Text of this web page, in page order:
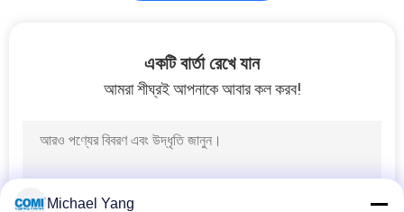
লিনিয়ার LED ওয়াল ওয়াশার
লাইট
একটি বার্তা রেখে যান
আমরা শীঘ্রই আপনাকে আবার কল করব!
Michael Yang